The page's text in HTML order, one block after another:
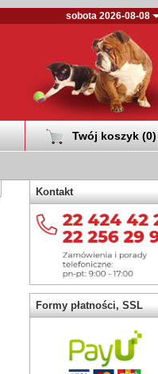
sobota 2026-08-08
Twój koszyk (0)
Kontakt
Formy płatności, SSL